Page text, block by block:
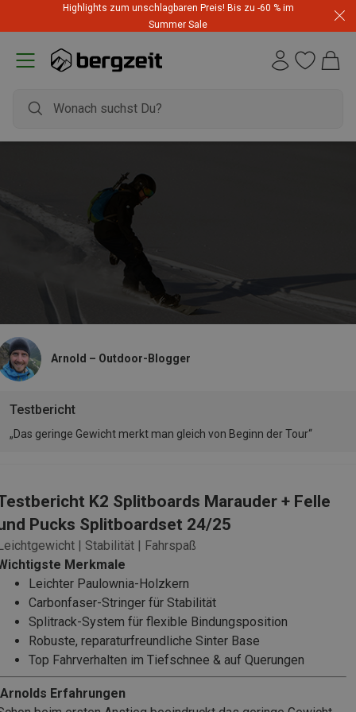
Highlights zum unschlagbaren Preis! Bis zu -60 % im
Summer Sale
Testbericht
Arnold – Outdoor-Blogger
„Das geringe Gewicht merkt man gleich von Beginn der Tour“
K2 Splitboards Marauder + Felle
Pucks Splitboardset 24/25
| Stabilität | Fahrspaß
Merkmale
Leichter Paulownia-Holzkern
Carbonfaser-Stringer für Stabilität
Splitrack-System für flexible Bindungsposition
Robuste, reparaturfreundliche Sinter Base
Top Fahrverhalten im Tiefschnee & auf Querungen
Erfahrungen